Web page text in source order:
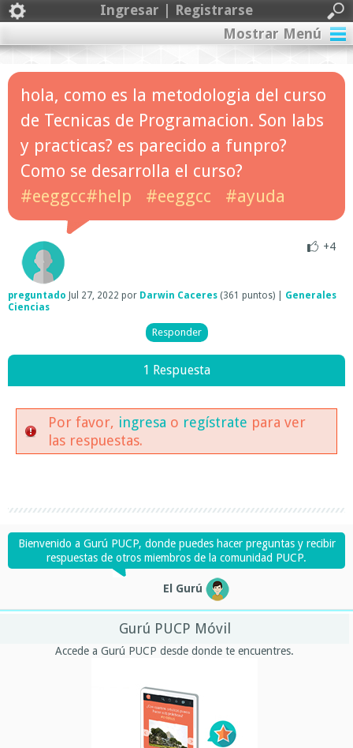
Ingresar | Registrarse
Mostrar Menú
hola, como es la metodologia del curso
de Tecnicas de Programacion. Son labs
y practicas? es parecido a funpro?
Como se desarrolla el curso?
#eeggcc#help
#eeggcc #ayuda
+4
preguntado Jul 27, 2022 por Darwin Caceres (361 puntos)
Generales
Ciencias
1 Respuesta
Por favor, ingresa o regístrate para ver
las respuestas.
Bienvenido a Gurú PUCP, donde puedes hacer preguntas y recibir
respuestas de otros miembros de la comunidad PUCP.
El Gurú
Gurú PUCP Móvil
Accede a Gurú PUCP desde donde te encuentres.